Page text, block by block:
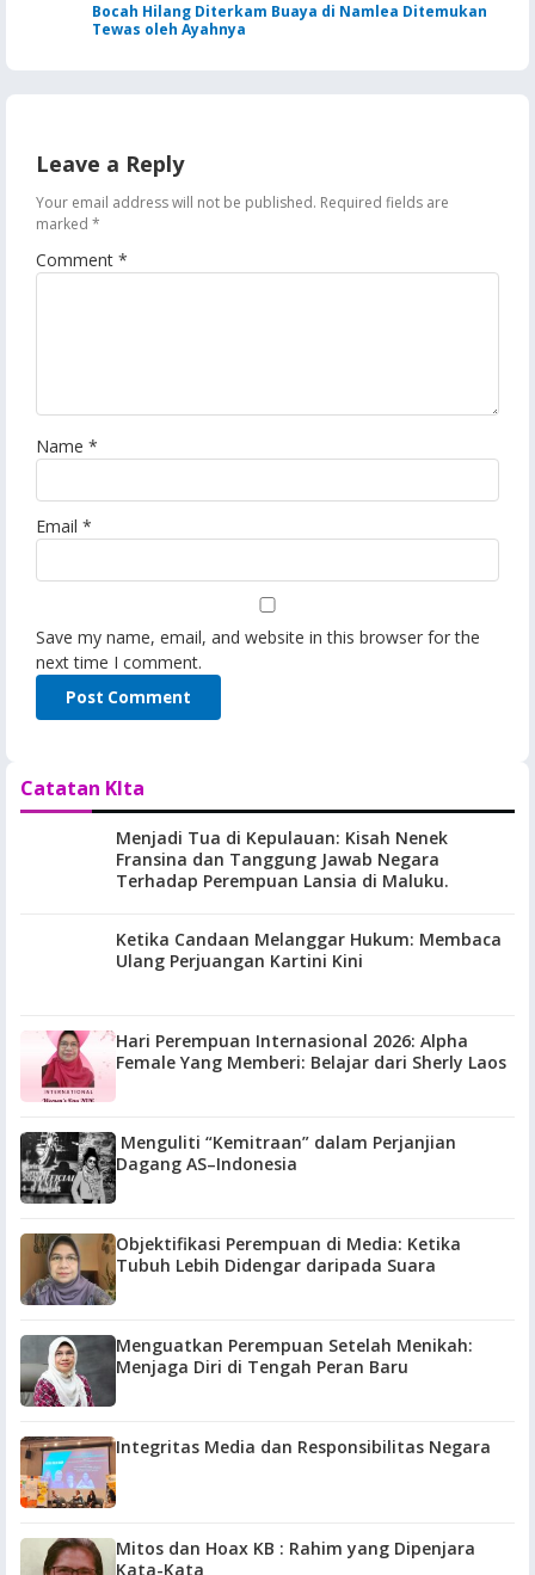
Bocah Hilang Diterkam Buaya di Namlea Ditemukan
Tewas oleh Ayahnya
Leave a Reply
Your email address will not be published. Required fields are
marked *
Comment *
Name *
Email *
Save my name, email, and website in this browser for the
next time I comment.
Catatan KIta
Menjadi Tua di Kepulauan: Kisah Nenek
Fransina dan Tanggung Jawab Negara
Terhadap Perempuan Lansia di Maluku.
Ketika Candaan Melanggar Hukum: Membaca
Ulang Perjuangan Kartini Kini
Hari Perempuan Internasional 2026: Alpha
Female Yang Memberi: Belajar dari Sherly Laos
Menguliti “Kemitraan” dalam Perjanjian
Dagang AS–Indonesia
Objektifikasi Perempuan di Media: Ketika
Tubuh Lebih Didengar daripada Suara
Menguatkan Perempuan Setelah Menikah:
Menjaga Diri di Tengah Peran Baru
Integritas Media dan Responsibilitas Negara
Mitos dan Hoax KB : Rahim yang Dipenjara
Kata-Kata